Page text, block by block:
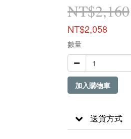
NT$2,160
NT$2,058
數量
加入購物車
送貨方式